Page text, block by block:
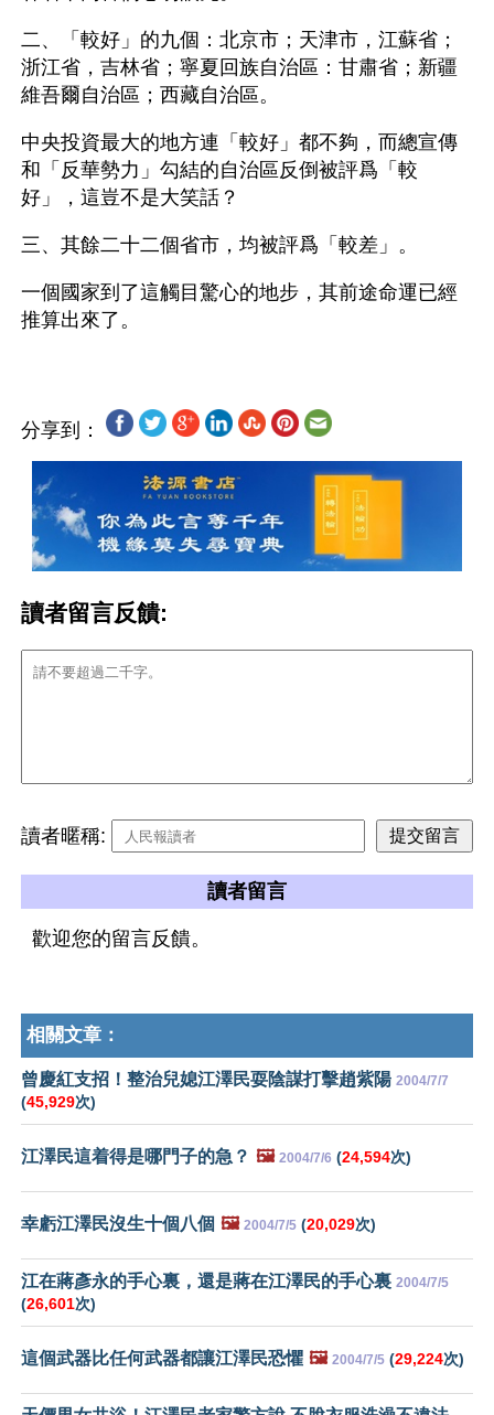
二、「較好」的九個：北京市；天津市，江蘇省；
浙江省，吉林省；寧夏回族自治區：甘肅省；新疆
維吾爾自治區；西藏自治區。
中央投資最大的地方連「較好」都不夠，而總宣傳
和「反華勢力」勾結的自治區反倒被評爲「較
好」，這豈不是大笑話？
三、其餘二十二個省市，均被評爲「較差」。
一個國家到了這觸目驚心的地步，其前途命運已經
分享到：
讀者留言反饋:
讀者暱稱:
讀者留言
歡迎您的留言反饋。
相關文章：
曾慶紅支招！整治兒媳江澤民耍陰謀打擊趙紫陽 2004/7/7
(45,929次)
江澤民這着得是哪門子的急？ 🖼️ 2004/7/6 (24,594次)
幸虧江澤民沒生十個八個 🖼️ 2004/7/5 (20,029次)
江在蔣彥永的手心裏，還是蔣在江澤民的手心裏 2004/7/5
(26,601次)
這個武器比任何武器都讓江澤民恐懼 🖼️ 2004/7/5 (29,224次)